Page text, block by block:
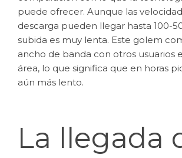
puede ofrecer. Aunque las
descarga pueden llegar hasta 100-
subida es muy lenta. Este golem
ancho de banda con otros usuarios
área, lo que significa que en horas
aún más lento.
La llegada